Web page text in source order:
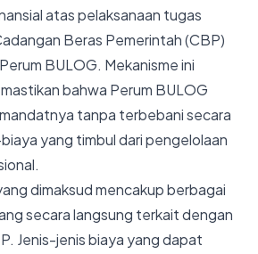
atas pelaksanaan tugas
Beras Pemerintah (CBP)
BULOG. Mekanisme ini
bahwa Perum BULOG
tanpa terbebani secara
yang timbul dari pengelolaan
dimaksud mencakup berbagai
secara langsung terkait dengan
Jenis-jenis biaya yang dapat